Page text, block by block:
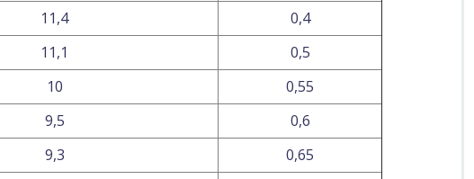
11,4
0,4
11,1
0,5
10
0,55
9,5
0,6
9,3
0,65